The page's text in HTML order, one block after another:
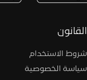
القانون
شروط الاستخدام
سياسة الخصوصية